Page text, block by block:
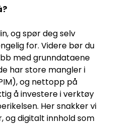
og spør deg selv
for. Videre bør du
med grunndataene
har store mangler i
og nettopp på
å investere i verktøy
Her snakker vi
og digitalt innhold som